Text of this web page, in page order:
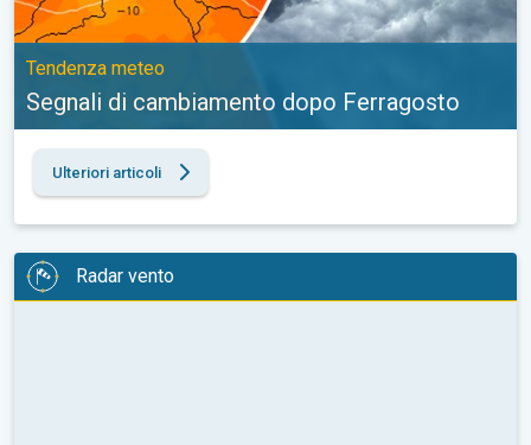
Tendenza meteo
Segnali di cambiamento dopo Ferragosto
Ulteriori articoli
Radar vento